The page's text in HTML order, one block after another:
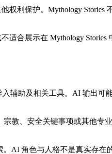
利保护。Mythology Stories
合展示在 Mythology
辅助及相关工具。AI 输出可
教、安全关键事项或其他专
AI 角色与人格不是真实存